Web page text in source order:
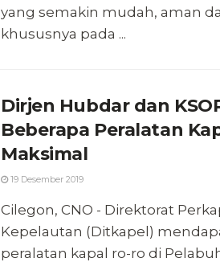
yang semakin mudah, aman
khususnya pada ...
Dirjen Hubdar dan
Beberapa Peralatan
Maksimal
19 Desember 2019
Cilegon, CNO - Direktorat
Kepelautan (Ditkapel)
peralatan kapal ro-ro di